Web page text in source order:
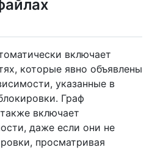
включает
которые явно объявлены
указанные в
Граф
включает
даже если они не
просматривая